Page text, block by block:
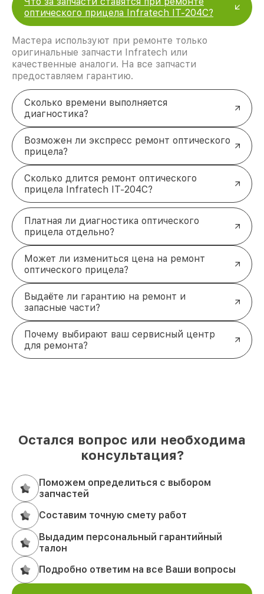
оптического прицела Infratech IT-204C?
Мастера используют при ремонте только
оригинальные запчасти Infratech или
качественные аналоги. На все запчасти
предоставляем гарантию.
Сколько времени выполняется
диагностика?
Возможен ли экспресс ремонт оптического
прицела?
Сколько длится ремонт оптического
прицела Infratech IT-204C?
Платная ли диагностика оптического
прицела отдельно?
Может ли измениться цена на ремонт
оптического прицела?
Выдаёте ли гарантию на ремонт и
запасные части?
Почему выбирают ваш сервисный центр
для ремонта?
Остался вопрос или необходима
консультация?
Поможем определиться с выбором
запчастей
Составим точную смету работ
Выдадим персональный гарантийный
талон
Подробно ответим на все Ваши вопросы